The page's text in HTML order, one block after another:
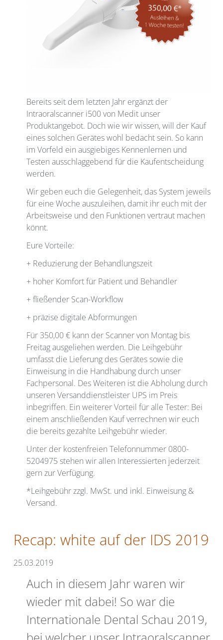
Bereits seit dem letzten Jahr ergänzt der
Intraoralscanner i500 von Medit unser
Produktangebot. Doch wie wir wissen, will der Kauf
eines solchen Gerätes wohl bedacht sein. So kann
im Vorfeld ein ausgiebiges Kennenlernen und
Testen ausschlaggebend für die Kaufentscheidung
werden.
Wir geben euch die Gelegenheit, das System jeweils
für eine Woche auszuleihen, damit ihr euch mit der
Arbeitsweise und den Funktionen vertraut machen
könnt.
Eure Vorteile:
+ Reduzierung der Behandlungszeit
+ hoher Komfort für Patient und Behandler
+ fließender Scan-Workflow
+ präzise digitale Abformungen
Für 350,00 € kann der Scanner von Montag bis
Freitag ausgeliehen werden. Die Leihgebühr
umfasst die Lieferung des Gerätes sowie die
Einweisung in die Handhabung durch unser
Fachpersonal. Des Weiteren ist die Abholung durch
unseren Versanddienstleister UPS im Preis
inbegriffen. Ein weiterer Vorteil für alle Tester: Bei
einem anschließenden Kauf verrechnen wir euch
die bereits gezahlte Leihgebühr wieder.
Unter der kostenfreien Telefonnummer 0800-
5204975 stehen wir allen Interessierten jederzeit
gern zur Verfügung.
*Leihgebühr zzgl. MwSt. und inkl. Einweisung &
Versand.
Recap: white auf der IDS 2019
25.03.2019
Auch in diesem Jahr waren wir
wieder mit dabei! So war die
Internationale Dental Schau 2019,